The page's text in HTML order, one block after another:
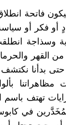
فاتحة
أو فكر أو
وسذاجة
القهر
بدأنا نكتشف
تهتف باسم
في